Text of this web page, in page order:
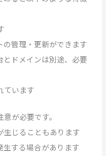
の管理・更新ができます
とドメインは別途、必要
ています
が必要です。
生じることもあります
生する場合があります